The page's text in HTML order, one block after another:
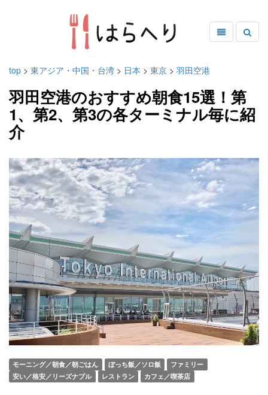
top > 東アジア・中国・台湾 > 日本 > 東京 > 羽田空港
羽田空港のおすすめ朝食15選！第
1、第2、第3の各ターミナル毎に紹
介
モーニング／朝食／朝ごはん ぼっち飯／ソロ飯
ファミリー
安い／格安／リーズナブル
レストラン カフェ／喫茶店